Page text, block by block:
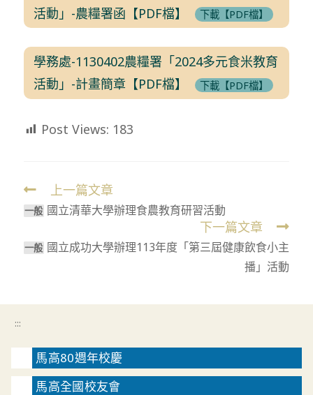
活動」-農糧署函【PDF檔】
下載【PDF檔】
學務處-1130402農糧署「2024多元食米教育
活動」-計畫簡章【PDF檔】
下載【PDF檔】
Post Views: 183
Read
more
上一篇文章
⼀般 國立清華大學辦理食農教育研習活動
下一篇文章
⼀般 國立成功大學辦理113年度「第三屆健康飲食小主
播」活動
:::
馬高80週年校慶
馬高全國校友會